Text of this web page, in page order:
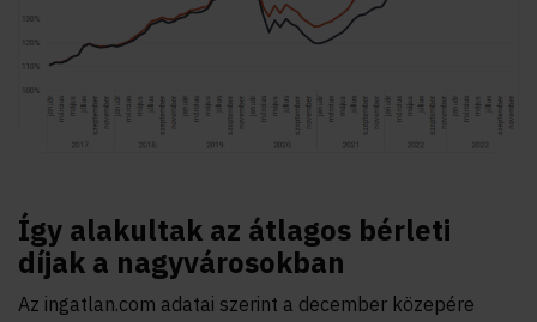
Így alakultak az átlagos bérleti
díjak a nagyvárosokban
Az ingatlan.com adatai szerint a december közepére